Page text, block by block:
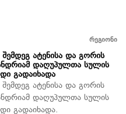
რეგიონი
ატენისა და გორის
დაღუპულთა სულის
გადაიხადა
ატენისა და გორის
დაღუპულთა სულის
გადაიხადა.